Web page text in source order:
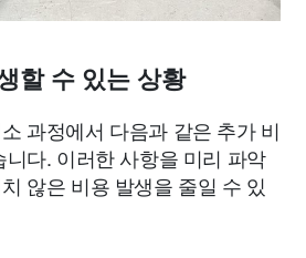
할 수 있는 상황
과정에서 다음과 같은 추가 비
다. 이러한 사항을 미리 파악
않은 비용 발생을 줄일 수 있